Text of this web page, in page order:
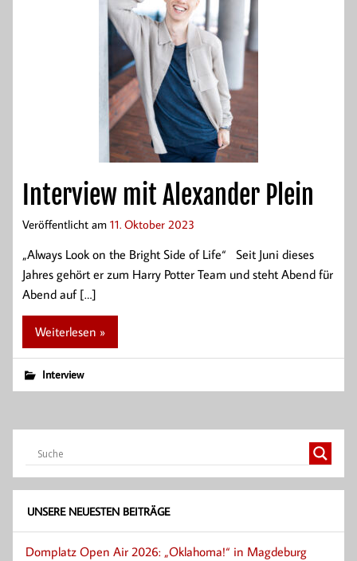
Interview mit Alexander Plein
Veröffentlicht am 11. Oktober 2023
„Always Look on the Bright Side of Life“ Seit Juni dieses
Jahres gehört er zum Harry Potter Team und steht Abend für
Abend auf […]
Weiterlesen »
Interview
UNSERE NEUESTEN BEITRÄGE
Domplatz Open Air 2026: „Oklahoma!“ in Magdeburg